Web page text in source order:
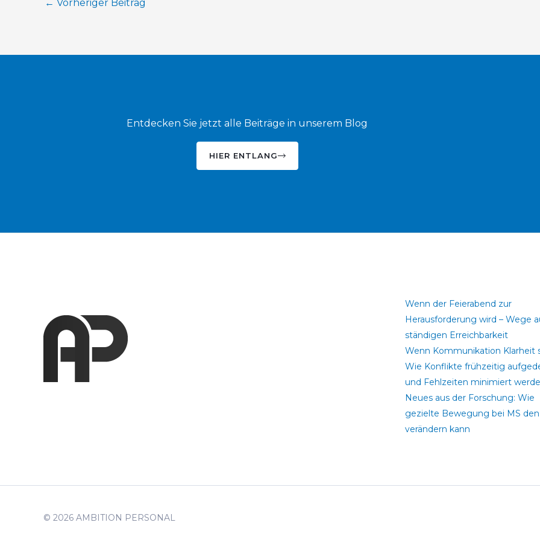
← Vorheriger Beitrag
Entdecken Sie jetzt alle Beiträge in unserem Blog
HIER ENTLANG
Wenn der Feierabend zur
Herausforderung wird – Wege
ständigen Erreichbarkeit
Wenn Kommunikation Klarheit
Wie Konflikte frühzeitig
und Fehlzeiten minimiert
Neues aus der Forschung: Wie
gezielte Bewegung bei MS
verändern kann
© 2026 AMBITION PERSONAL